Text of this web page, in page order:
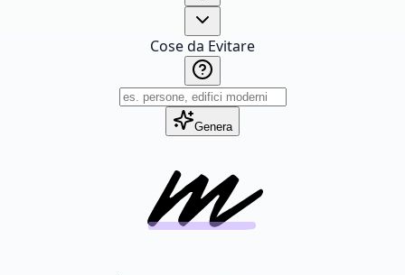
Cose da Evitare
Genera